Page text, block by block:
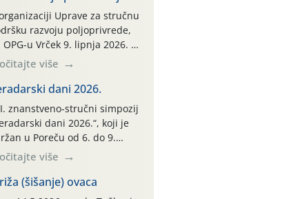
Uprave za stručnu
razvoju poljoprivrede,
OPG-u Vrček 9. lipnja 2026. u
održana je
radionica pod
“Klimatski pametne
u ratarstvu i svinjogojstvu
diversifikaciju proizvodnje”.
je organizirana u
međunarodnog projekta
Farm Demo (CFD) te
radnih skupina „Klima i
i „Ratarstvo“. Ovaj
više
dani 2026.
znanstveno-stručni simpozij
dani 2026.“, koji je
u Poreču od 6. do 9.
2026. godine, jedan je od
stručnih skupova iz
peradarstva u
i široj regiji.
više
(šišanje) ovaca